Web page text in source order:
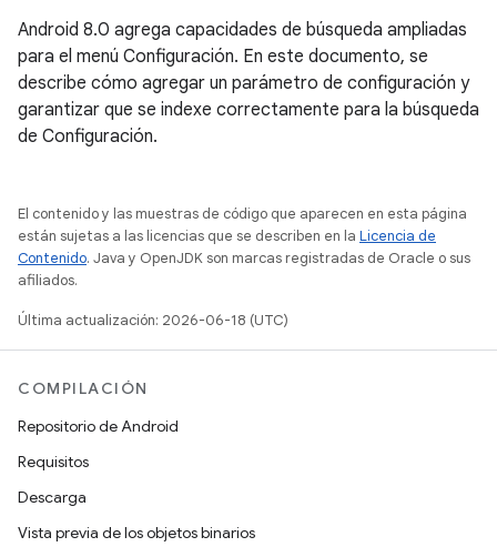
Android 8.0 agrega capacidades de búsqueda ampliadas
para el menú Configuración. En este documento, se
describe cómo agregar un parámetro de configuración y
garantizar que se indexe correctamente para la búsqueda
de Configuración.
El contenido y las muestras de código que aparecen en esta página
están sujetas a las licencias que se describen en la Licencia de
Contenido. Java y OpenJDK son marcas registradas de Oracle o sus
afiliados.
Última actualización: 2026-06-18 (UTC)
COMPILACIÓN
Repositorio de Android
Requisitos
Descarga
Vista previa de los objetos binarios